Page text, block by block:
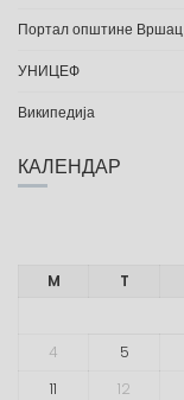
Портал општине Вршац
УНИЦЕФ
Википедија
КАЛЕНДАР
M T
4
5
11
12